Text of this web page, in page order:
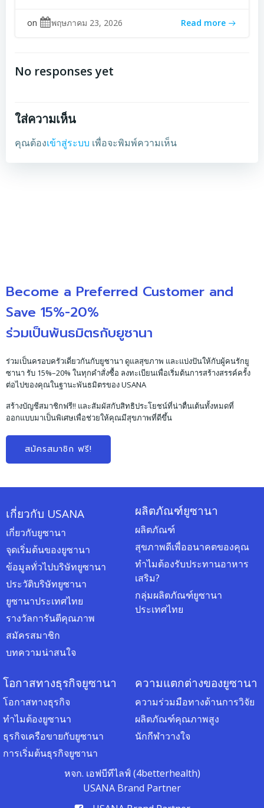
on พฤษภาคม 23, 2026 Read more
No responses yet
ใส่ความเห็น
คุณต้องเข้าสู่ระบบ เพื่อจะพิมพ์ความเห็น
Become a Preferred Customer and
Save 15%-20%
ร่วมเป็นพันธมิตรกับยูซานา
ร่วมเป็นครอบครัวเดี่ยวกันกับยูซานา ดูแลสุขภาพ และแบ่งปันให้กับผู้คนรักยู
ซานา รับ 15%–20% ในทุกคำสั่งซื้อ ลงทะเบียนเพื่อเริ่มต้นการสร้างสรรค์ครั้ง
ต่อไปของคุณในฐานะพันธมิตรของ USANA
สร้างบัญชีสมาชิกฟรี!! และสัมผัสกับสิทธิประโยชน์ที่น่าตื่นเต้นทั้งหมดที่
ออกแบบมาเป็นพิเศษเพื่อช่วยให้คุณมีสุขภาพที่ดีขึ้น
สมัครสมาชิก ฟรี!
เกี่ยวกับ USANA
เกี่ยวกับยูซานา
จุดเริ่มต้นของยูซานา
ข้อมูลทั่วไปบริษัทยูซานา
ประวัติบริษัทยูซานา
ยูซานาประเทศไทย
รางวัลการันตีคุณภาพ
สมัครสมาชิก
บทความน่าสนใจ
ผลิตภัณฑ์ยูซานา
ผลิตภัณฑ์
สุขภาพดีเพื่ออนาคตของคุณ
ทำไมต้องรับประทานอาหาร
เสริม?
กลุ่มผลิตภัณฑ์ยูซานา
ประเทศไทย
โอกาสทางธุรกิจยูซานา
โอกาสทางธุรกิจ
ทำไมต้องยูซานา
ธุรกิจเครือขายกับยูซานา
การเริ่มต้นธุรกิจยูซานา
ความแตกต่างของยูซานา
ความร่วมมือทางด้านการวิจัย
ผลิตภัณฑ์คุณภาพสูง
นักกีฬาวางใจ
หจก. เอฟบีทีไลฟ์ (4betterhealth)
USANA Brand Partner